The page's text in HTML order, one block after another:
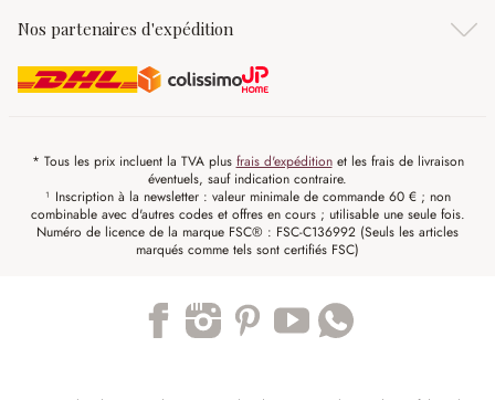
Nos partenaires d'expédition
* Tous les prix incluent la TVA plus frais d'expéditionet les frais de livraison
éventuels, sauf indication contraire.
¹ Inscription à la newsletter : valeur minimale de commande 60 € ; non
combinable avec d'autres codes et offres en cours ; utilisable une seule fois.
Numéro de licence de la marque FSC® : FSC-C136992 (Seuls les articles
marqués comme tels sont certifiés FSC)